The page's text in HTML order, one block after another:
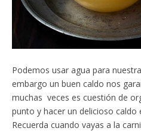
Podemos usar agua para
embargo un buen caldo nos
muchas veces es cuestión de
punto y hacer un delicioso caldo
Recuerda cuando vayas a la